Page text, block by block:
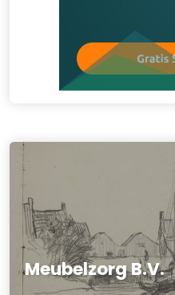
Meubelzorg B.V.